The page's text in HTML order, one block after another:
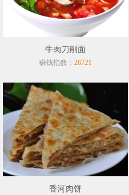
牛肉刀削面
赚钱指数： 26721
香河肉饼